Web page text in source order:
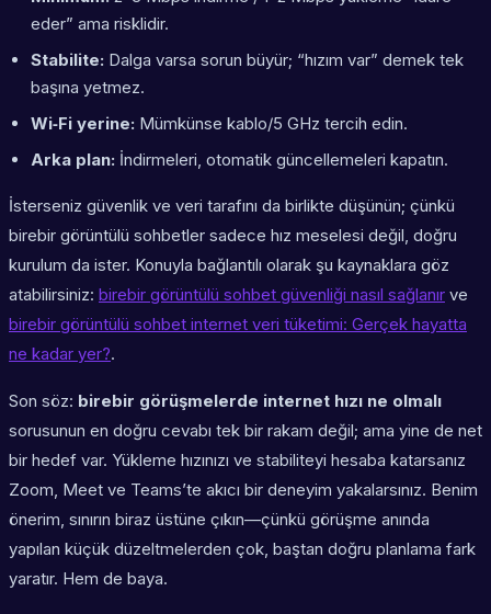
eder” ama risklidir.
Stabilite: Dalga varsa sorun büyür; “hızım var” demek tek
başına yetmez.
Wi‑Fi yerine: Mümkünse kablo/5 GHz tercih edin.
Arka plan: İndirmeleri, otomatik güncellemeleri kapatın.
İsterseniz güvenlik ve veri tarafını da birlikte düşünün; çünkü
birebir görüntülü sohbetler sadece hız meselesi değil, doğru
kurulum da ister. Konuyla bağlantılı olarak şu kaynaklara göz
atabilirsiniz: birebir görüntülü sohbet güvenliği nasıl sağlanır ve
birebir görüntülü sohbet internet veri tüketimi: Gerçek hayatta
ne kadar yer?.
Son söz: birebir görüşmelerde internet hızı ne olmalı
sorusunun en doğru cevabı tek bir rakam değil; ama yine de net
bir hedef var. Yükleme hızınızı ve stabiliteyi hesaba katarsanız
Zoom, Meet ve Teams’te akıcı bir deneyim yakalarsınız. Benim
önerim, sınırın biraz üstüne çıkın—çünkü görüşme anında
yapılan küçük düzeltmelerden çok, baştan doğru planlama fark
yaratır. Hem de baya.